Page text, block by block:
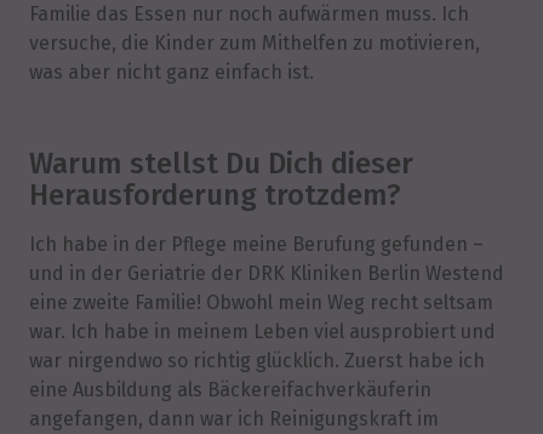
Familie das Essen nur noch aufwärmen muss. Ich
versuche, die Kinder zum Mithelfen zu motivieren,
was aber nicht ganz einfach ist.
Warum stellst Du Dich dieser
Herausforderung trotzdem?
Ich habe in der Pflege meine Berufung gefunden –
und in der Geriatrie der DRK Kliniken Berlin Westend
eine zweite Familie! Obwohl mein Weg recht seltsam
war. Ich habe in meinem Leben viel ausprobiert und
war nirgendwo so richtig glücklich. Zuerst habe ich
eine Ausbildung als Bäckereifachverkäuferin
angefangen, dann war ich Reinigungskraft im